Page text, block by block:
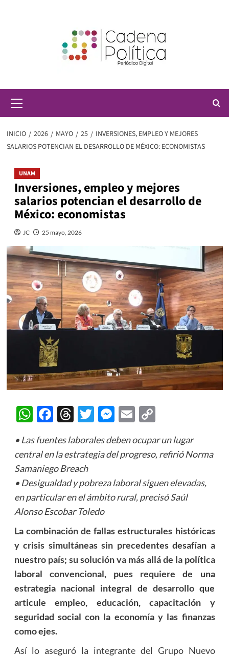
principal
INICIO 2026 MAYO 25
INVERSIONES, EMPLEO Y MEJORES
SALARIOS POTENCIAN EL DESARROLLO DE MÉXICO: ECONOMISTAS
UNAM
Inversiones, empleo y mejores
salarios potencian el desarrollo de
México: economistas
JC 25 mayo, 2026
WhatsApp
Facebook
Threads
Twitter
Messenger
EmailCopy
• Las fuentes laborales deben ocupar un lugar
central en la estrategia del progreso, refirió Norma
Samaniego Breach
• Desigualdad y pobreza laboral siguen elevadas,
en particular en el ámbito rural, precisó Saúl
Alonso Escobar Toledo
La combinación de fallas estructurales históricas
y crisis simultáneas sin precedentes desafían a
nuestro país; su solución va más allá de la política
laboral convencional, pues requiere de una
estrategia nacional integral de desarrollo que
articule empleo, educación, capacitación y
seguridad social con la economía y las finanzas
como ejes.
Así lo aseguró la integrante del Grupo Nuevo